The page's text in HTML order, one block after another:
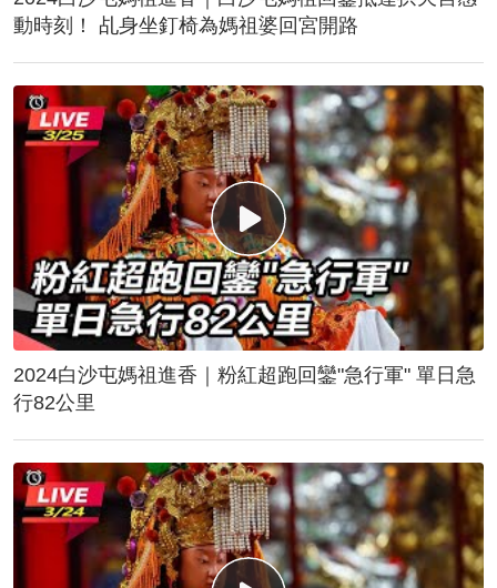
動時刻！ 乩身坐釘椅為媽祖婆回宮開路
2024白沙屯媽祖進香｜粉紅超跑回鑾"急行軍" 單日急
行82公里